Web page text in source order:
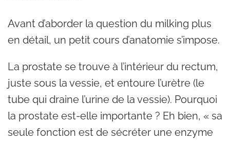
Avant d’aborder la question du milking plus
en détail, un petit cours d’anatomie s’impose.
La prostate se trouve à l’intérieur du rectum,
juste sous la vessie, et entoure l’urètre (le
tube qui draine l’urine de la vessie). Pourquoi
la prostate est-elle importante ? Eh bien, « sa
seule fonction est de sécréter une enzyme